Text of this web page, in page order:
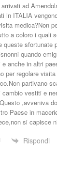
ad
in ITALIA
medica?Non
a coloro i quali
queste sfortunate
quando
anche in altri
per regolare
partivano
cambio vestiti e
,avveniva
Paese in
si capisce
Rispondi